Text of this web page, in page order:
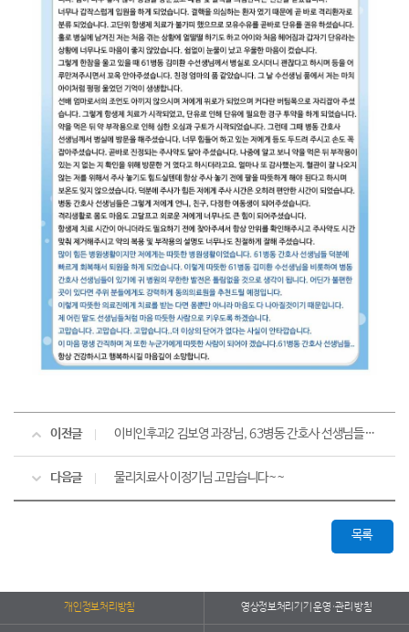
이전글 이비인후과2 김보영 과장님, 63병동 간호사 선생님들 이하 모든 분께 감사드립니다♥
다음글 물리치료사 이정기님 고맙습니다~~
목록
개인정보처리방침 영상정보처리기기 운영·관리 방침